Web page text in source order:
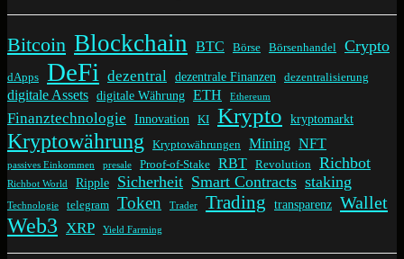
Bitcoin Blockchain BTC Börse Börsenhandel Crypto
dApps DeFi dezentral dezentrale Finanzen dezentralisierung
digitale Assets digitale Währung ETH Ethereum
Finanztechnologie Innovation KI Krypto kryptomarkt
Kryptowährung Kryptowährungen Mining NFT
passives Einkommen presale Proof-of-Stake RBT Revolution Richbot
Richbot World Ripple Sicherheit Smart Contracts staking
Technologie telegram Token Trader Trading transparenz Wallet
Web3 XRP Yield Farming